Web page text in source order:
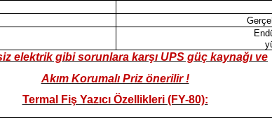
elektrik gibi sorunlara karşı UPS güç kaynağı ve
Akım Korumalı Priz önerilir !
Termal Fiş Yazıcı Özellikleri (FY-80):